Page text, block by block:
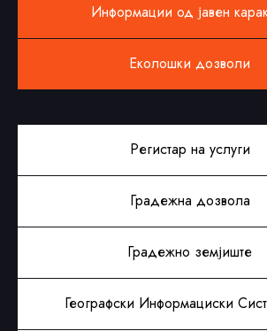
Информации од јавен
Еколошки дозволи
Регистар на услуги
Градежна дозвола
Градежно земјиште
Географски Информациски